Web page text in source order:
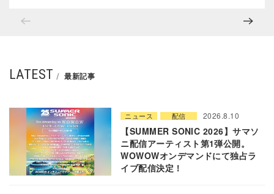
LATEST 最新記事
ニュース 配信 2026.8.10
【SUMMER SONIC 2026】サマソ
ニ配信アーティスト第1弾公開。
WOWOWオンデマンドにて独占ラ
イブ配信決定！